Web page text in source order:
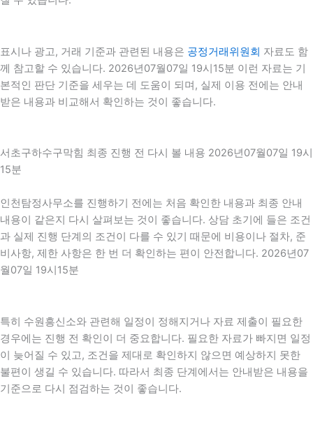
표시나 광고, 거래 기준과 관련된 내용은 공정거래위원회 자료도 함
께 참고할 수 있습니다. 2026년07월07일 19시15분 이런 자료는 기
본적인 판단 기준을 세우는 데 도움이 되며, 실제 이용 전에는 안내
받은 내용과 비교해서 확인하는 것이 좋습니다.
서초구하수구막힘 최종 진행 전 다시 볼 내용 2026년07월07일 19시
15분
인천탐정사무소를 진행하기 전에는 처음 확인한 내용과 최종 안내
내용이 같은지 다시 살펴보는 것이 좋습니다. 상담 초기에 들은 조건
과 실제 진행 단계의 조건이 다를 수 있기 때문에 비용이나 절차, 준
비사항, 제한 사항은 한 번 더 확인하는 편이 안전합니다. 2026년07
월07일 19시15분
특히 수원흥신소와 관련해 일정이 정해지거나 자료 제출이 필요한
경우에는 진행 전 확인이 더 중요합니다. 필요한 자료가 빠지면 일정
이 늦어질 수 있고, 조건을 제대로 확인하지 않으면 예상하지 못한
불편이 생길 수 있습니다. 따라서 최종 단계에서는 안내받은 내용을
기준으로 다시 점검하는 것이 좋습니다.